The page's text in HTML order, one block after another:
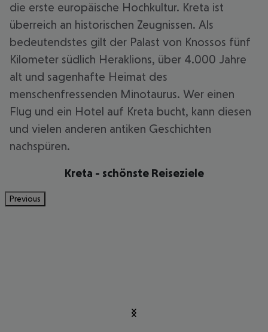
die erste europäische Hochkultur. Kreta ist
überreich an historischen Zeugnissen. Als
bedeutendstes gilt der Palast von Knossos fünf
Kilometer südlich Heraklions, über 4.000 Jahre
alt und sagenhafte Heimat des
menschenfressenden Minotaurus. Wer einen
Flug und ein Hotel auf Kreta bucht, kann diesen
und vielen anderen antiken Geschichten
nachspüren.
Kreta - schönste Reiseziele
Previous